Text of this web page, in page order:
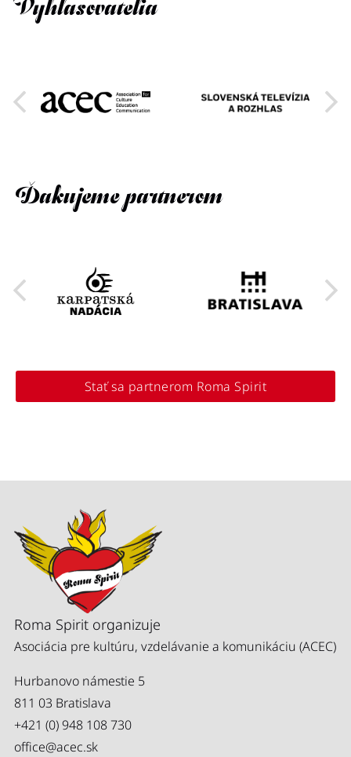
Vyhlasovatelia
Ďakujeme partnerom
Stať sa partnerom Roma Spirit
Roma Spirit organizuje
Asociácia pre kultúru, vzdelávanie a komunikáciu (ACEC)
Hurbanovo námestie 5
811 03 Bratislava
+421 (0) 948 108 730
office@acec.sk